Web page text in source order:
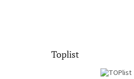
Toplist